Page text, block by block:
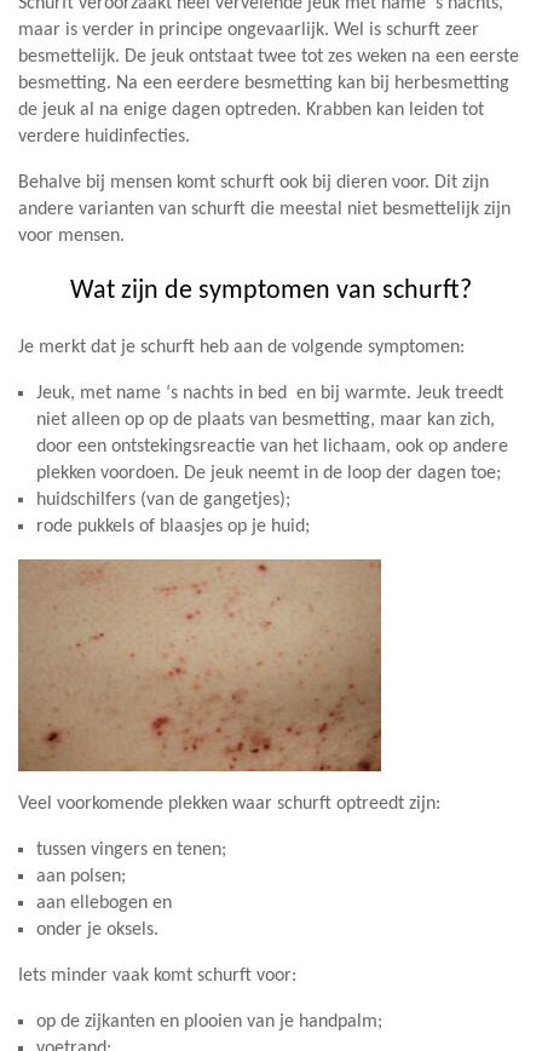
maar is verder in principe ongevaarlijk. Wel is schurft zeer
besmettelijk. De jeuk ontstaat twee tot zes weken na een eerste
besmetting. Na een eerdere besmetting kan bij herbesmetting
de jeuk al na enige dagen optreden. Krabben kan leiden tot
verdere huidinfecties.
Behalve bij mensen komt schurft ook bij dieren voor. Dit zijn
andere varianten van schurft die meestal niet besmettelijk zijn
voor mensen.
Wat zijn de symptomen van schurft?
Je merkt dat je schurft heb aan de volgende symptomen:
Jeuk, met name ‘s nachts in bed en bij warmte. Jeuk treedt
niet alleen op op de plaats van besmetting, maar kan zich,
door een ontstekingsreactie van het lichaam, ook op andere
plekken voordoen. De jeuk neemt in de loop der dagen toe;
huidschilfers (van de gangetjes);
rode pukkels of blaasjes op je huid;
Veel voorkomende plekken waar schurft optreedt zijn:
tussen vingers en tenen;
aan polsen;
aan ellebogen en
onder je oksels.
Iets minder vaak komt schurft voor:
op de zijkanten en plooien van je handpalm;